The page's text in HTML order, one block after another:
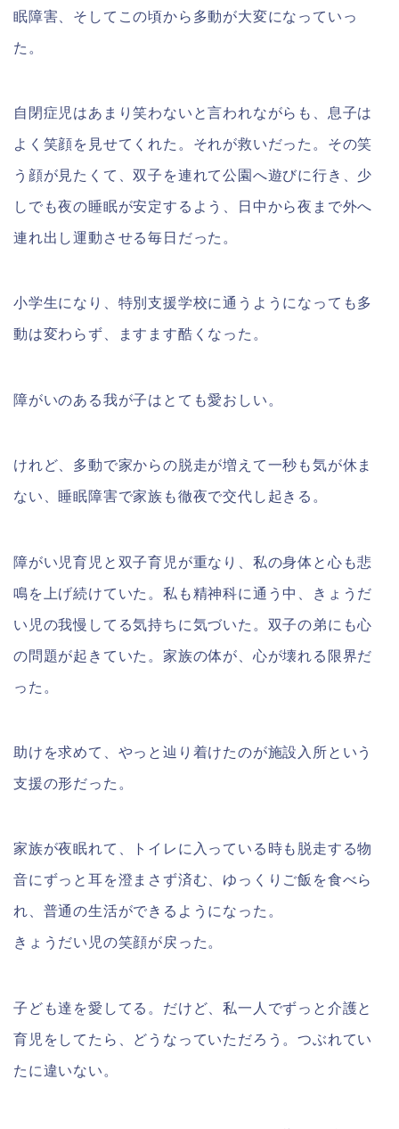
眠障害、そしてこの頃から多動が大変になっていっ
た。
自閉症児はあまり笑わないと言われながらも、息子は
よく笑顔を見せてくれた。それが救いだった。その笑
う顔が見たくて、双子を連れて公園へ遊びに行き、少
しでも夜の睡眠が安定するよう、日中から夜まで外へ
連れ出し運動させる毎日だった。
小学生になり、特別支援学校に通うようになっても多
動は変わらず、ますます酷くなった。
障がいのある我が子はとても愛おしい。
けれど、多動で家からの脱走が増えて一秒も気が休ま
ない、睡眠障害で家族も徹夜で交代し起きる。
障がい児育児と双子育児が重なり、私の身体と心も悲
鳴を上げ続けていた。私も精神科に通う中、きょうだ
い児の我慢してる気持ちに気づいた。双子の弟にも心
の問題が起きていた。家族の体が、心が壊れる限界だ
った。
助けを求めて、やっと辿り着けたのが施設入所という
支援の形だった。
家族が夜眠れて、トイレに入っている時も脱走する物
音にずっと耳を澄まさず済む、ゆっくりご飯を食べら
れ、普通の生活ができるようになった。
きょうだい児の笑顔が戻った。
子ども達を愛してる。だけど、私一人でずっと介護と
育児をしてたら、どうなっていただろう。つぶれてい
たに違いない。